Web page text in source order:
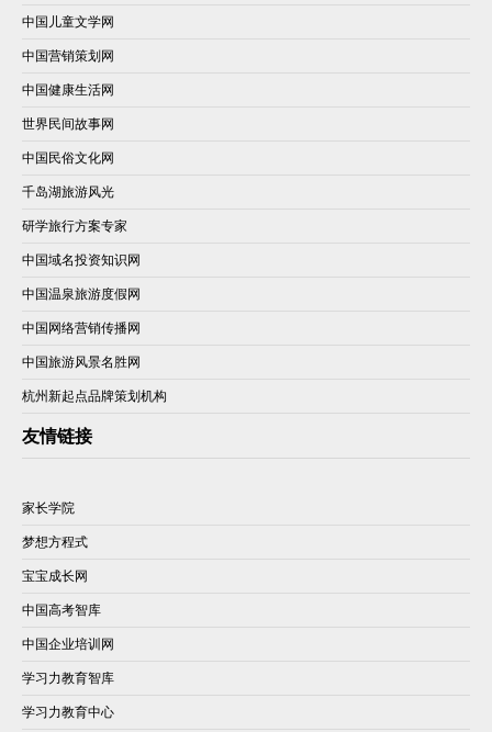
中国儿童文学网
中国营销策划网
中国健康生活网
世界民间故事网
中国民俗文化网
千岛湖旅游风光
研学旅行方案专家
中国域名投资知识网
中国温泉旅游度假网
中国网络营销传播网
中国旅游风景名胜网
杭州新起点品牌策划机构
友情链接
家长学院
梦想方程式
宝宝成长网
中国高考智库
中国企业培训网
学习力教育智库
学习力教育中心